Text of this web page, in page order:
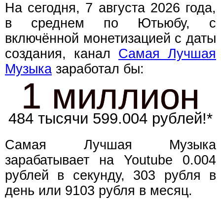
На сегодня, 7 августа 2026 года,
в среднем по Ютьюбу, с
включённой монетизацией с даты
создания, канал Самая Лучшая
Музыка заработал бы:
1 миллион
484 тысячи 599.005 рублей!*
Самая Лучшая Музыка
зарабатывает на Youtube 0.004
рублей в секунду, 303 рубля в
день или 9103 рубля в месяц.